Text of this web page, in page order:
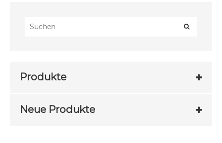
Produkte
Neue Produkte